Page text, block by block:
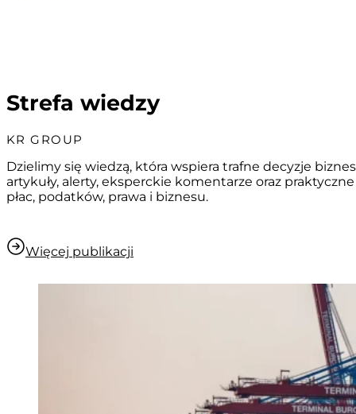
Strefa wiedzy
KR GROUP
Dzielimy się wiedzą, która wspiera trafne decyzje
artykuły, alerty, eksperckie komentarze oraz
płac, podatków, prawa i biznesu.
Więcej publikacji